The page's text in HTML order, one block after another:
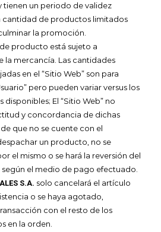
tienen un periodo de validez
cantidad de productos limitados
la promoción.
producto está sujeto a
la mercancía. Las cantidades
en el “Sitio Web” son para
pero pueden variar versus los
disponibles; El “Sitio Web” no
y concordancia de dichas
de que no se cuente con el
un producto, no se
el mismo o se hará la reversión del
el medio de pago efectuado.
S.A. solo cancelará el artículo
o se haya agotado,
con el resto de los
en la orden.